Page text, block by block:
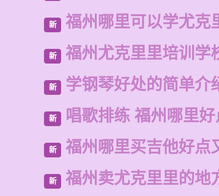
新 福州哪里可以学尤克
新 福州尤克里里培训学
新 学钢琴好处的简单介
新 唱歌排练 福州哪里好
新 福州哪里买吉他好点
新 福州卖尤克里里的地